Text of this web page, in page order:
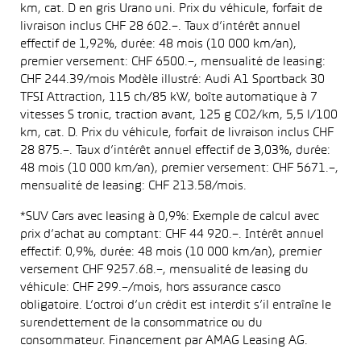
km, cat. D en gris Urano uni. Prix du véhicule, forfait de
livraison inclus CHF 28 602.–. Taux d’intérêt annuel
effectif de 1,92%, durée: 48 mois (10 000 km/an),
premier versement: CHF 6500.–, mensualité de leasing:
CHF 244.39/mois Modèle illustré: Audi A1 Sportback 30
TFSI Attraction, 115 ch/85 kW, boîte automatique à 7
vitesses S tronic, traction avant, 125 g CO2/km, 5,5 l/100
km, cat. D. Prix du véhicule, forfait de livraison inclus CHF
28 875.–. Taux d’intérêt annuel effectif de 3,03%, durée:
48 mois (10 000 km/an), premier versement: CHF 5671.–,
mensualité de leasing: CHF 213.58/mois.
*SUV Cars avec leasing à 0,9%: Exemple de calcul avec
prix d’achat au comptant: CHF 44 920.–. Intérêt annuel
effectif: 0,9%, durée: 48 mois (10 000 km/an), premier
versement CHF 9257.68.–, mensualité de leasing du
véhicule: CHF 299.–/mois, hors assurance casco
obligatoire. L’octroi d’un crédit est interdit s’il entraîne le
surendettement de la consommatrice ou du
consommateur. Financement par AMAG Leasing AG.